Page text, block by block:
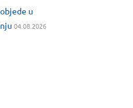
u
04.08.2026